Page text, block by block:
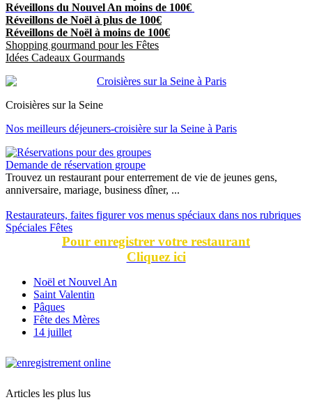
Réveillons du Nouvel An moins de 100€
Réveillons de Noël à plus de 100€
Réveillons de Noël à moins de 100€
Shopping gourmand pour les Fêtes
Idées Cadeaux Gourmands
Croisières sur la Seine
Nos meilleurs déjeuners-croisière sur la Seine à Paris
Demande de réservation groupe
Trouvez un restaurant pour enterrement de vie de jeunes gens,
anniversaire, mariage, business dîner, ...
Restaurateurs, faites figurer vos menus spéciaux dans nos rubriques
Spéciales Fêtes
Pour enregistrer votre restaurant
Cliquez ici
Noël et Nouvel An
Saint Valentin
Pâques
Fête des Mères
14 juillet
Articles les plus lus